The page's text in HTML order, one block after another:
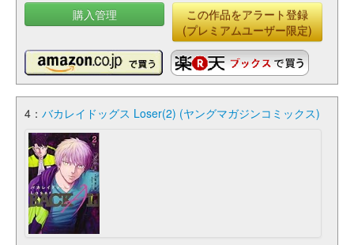
購入管理
この作品をアラート登録
(プレミアムユーザー限定)
4： バカレイドッグス Loser(2) (ヤングマガジンコミックス)